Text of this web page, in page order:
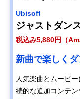
Ubisoft
ジャストダン
税込み5,880円（
新曲で楽しくダ
人気楽曲とムービ
続的な追加コンテン